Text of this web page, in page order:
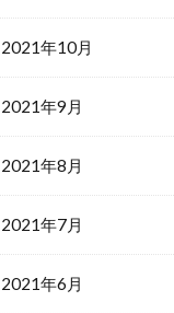
2021年10月
2021年9月
2021年8月
2021年7月
2021年6月